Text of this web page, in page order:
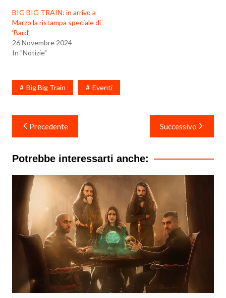
BIG BIG TRAIN: in arrivo a
Marzo la ristampa speciale di
‘Bard’
26 Novembre 2024
In "Notizie"
Big Big Train Eventi
Navigazione
articoli
Precedente Successivo
Potrebbe interessarti anche: